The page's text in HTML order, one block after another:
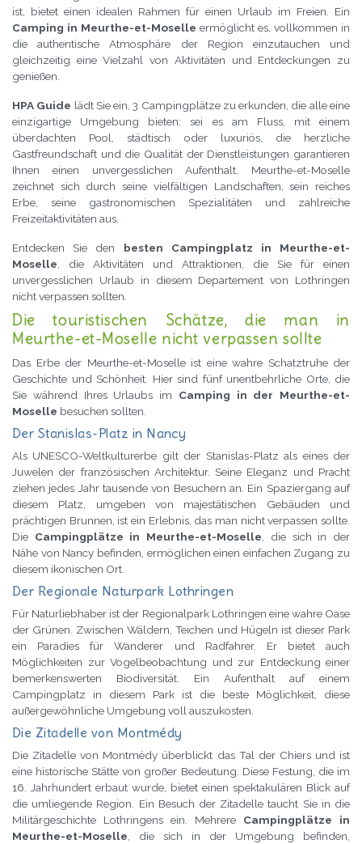
ist, bietet einen idealen Rahmen für einen Urlaub im Freien. Ein
Camping in Meurthe-et-Moselle ermöglicht es, vollkommen in
die authentische Atmosphäre der Region einzutauchen und
gleichzeitig eine Vielzahl von Aktivitäten und Entdeckungen zu
genießen.
HPA Guide lädt Sie ein, 3 Campingplätze zu erkunden, die alle eine
einzigartige Umgebung bieten: sei es am Fluss, mit einem
überdachten Pool, städtisch oder luxuriös, die herzliche
Gastfreundschaft und die Qualität der Dienstleistungen garantieren
Ihnen einen unvergesslichen Aufenthalt. Meurthe-et-Moselle
zeichnet sich durch seine vielfältigen Landschaften, sein reiches
Erbe, seine gastronomischen Spezialitäten und zahlreiche
Freizeitaktivitäten aus.
Entdecken Sie den besten Campingplatz in Meurthe-et-
Moselle , die Aktivitäten und Attraktionen, die Sie für einen
unvergesslichen Urlaub in diesem Departement von Lothringen
nicht verpassen sollten.
Die touristischen Schätze, die man in
Meurthe-et-Moselle nicht verpassen sollte
Das Erbe der Meurthe-et-Moselle ist eine wahre Schatztruhe der
Geschichte und Schönheit. Hier sind fünf unentbehrliche Orte, die
Sie während Ihres Urlaubs im Camping in der Meurthe-et-
Moselle besuchen sollten.
Der Stanislas-Platz in Nancy
Als UNESCO-Weltkulturerbe gilt der Stanislas-Platz als eines der
Juwelen der französischen Architektur. Seine Eleganz und Pracht
ziehen jedes Jahr tausende von Besuchern an. Ein Spaziergang auf
diesem Platz, umgeben von majestätischen Gebäuden und
prächtigen Brunnen, ist ein Erlebnis, das man nicht verpassen sollte.
Die Campingplätze in Meurthe-et-Moselle , die sich in der
Nähe von Nancy befinden, ermöglichen einen einfachen Zugang zu
diesem ikonischen Ort.
Der Regionale Naturpark Lothringen
Für Naturliebhaber ist der Regionalpark Lothringen eine wahre Oase
der Grünen. Zwischen Wäldern, Teichen und Hügeln ist dieser Park
ein Paradies für Wanderer und Radfahrer. Er bietet auch
Möglichkeiten zur Vogelbeobachtung und zur Entdeckung einer
bemerkenswerten Biodiversität. Ein Aufenthalt auf einem
Campingplatz in diesem Park ist die beste Möglichkeit, diese
außergewöhnliche Umgebung voll auszukosten.
Die Zitadelle von Montmédy
Die Zitadelle von Montmédy überblickt das Tal der Chiers und ist
eine historische Stätte von großer Bedeutung. Diese Festung, die im
16. Jahrhundert erbaut wurde, bietet einen spektakulären Blick auf
die umliegende Region. Ein Besuch der Zitadelle taucht Sie in die
Militärgeschichte Lothringens ein. Mehrere Campingplätze in
Meurthe-et-Moselle , die sich in der Umgebung befinden,